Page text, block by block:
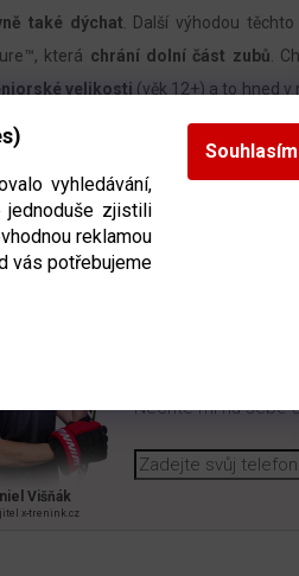
vyhledávání,
jednoduše zjistili
reklamou
vás potřebujeme
Souhlasím
také dýchat . Další výhodou
která chrání dolní část zubů .
velikosti (věk 12+) a to hned
zubů.
1ks chrániče,
informace
Višňák
x‑trenink.cz
Nechte mi na sebe